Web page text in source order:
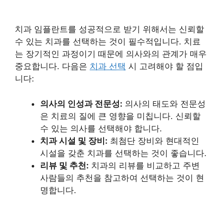
치과 임플란트를 성공적으로 받기 위해서는 신뢰할
수 있는 치과를 선택하는 것이 필수적입니다. 치료
는 장기적인 과정이기 때문에 의사와의 관계가 매우
중요합니다. 다음은 치과 선택 시 고려해야 할 점입
니다:
의사의 인성과 전문성: 의사의 태도와 전문성
은 치료의 질에 큰 영향을 미칩니다. 신뢰할
수 있는 의사를 선택해야 합니다.
치과 시설 및 장비: 최첨단 장비와 현대적인
시설을 갖춘 치과를 선택하는 것이 좋습니다.
리뷰 및 추천: 치과의 리뷰를 비교하고 주변
사람들의 추천을 참고하여 선택하는 것이 현
명합니다.